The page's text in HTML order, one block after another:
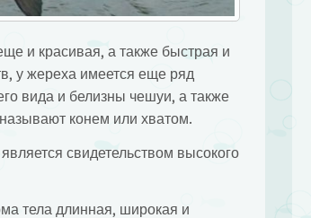
и красивая, а также быстрая и
у жереха имеется еще ряд
вида и белизны чешуи, а также
конем или хватом.
свидетельством высокого
тела длинная, широкая и